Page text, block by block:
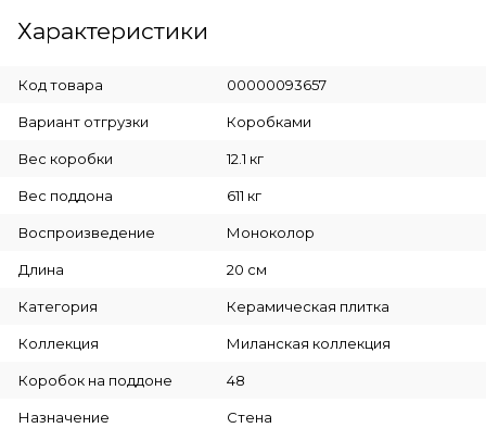
Характеристики
Код товара 00000093657
Вариант отгрузки Коробками
Вес коробки 12.1 кг
Вес поддона 611 кг
Воспроизведение Моноколор
Длина 20 см
Категория Керамическая плитка
Коллекция Миланская коллекция
Коробок на поддоне 48
Назначение Стена